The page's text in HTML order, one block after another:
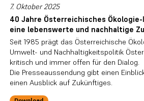
7. Oktober 2025
40 Jahre Österreichisches
eine lebenswerte und nachhaltige
Seit 1985 prägt das Österreichische
Umwelt- und Nachhaltigkeitspolitik
kritisch und immer offen für den Dialog.
Die Presseaussendung gibt einen
einen Ausblick auf Zukünftiges.